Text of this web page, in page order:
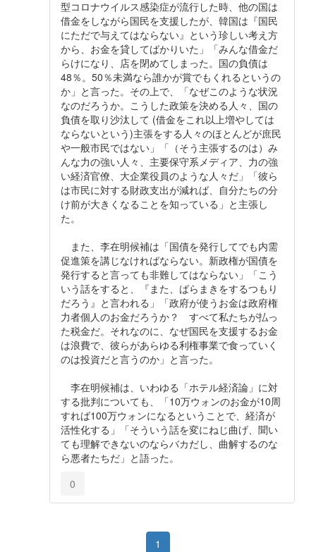
型コロナウイルス感染症が流行した時、他の国は
借金をしながら国民を支援したが、韓国は『国民
にただで与えてはならない』という珍しい考え方
から、お金を貸してばかりいた」「みんな借金だ
らけになり、店を閉めてしまった。国の負債は
48％。50％未満なら誰かが賞でもくれるというの
か」と言った。その上で、「なぜこのような状況
なのだろうか。こうした政策を決める人々、国の
負債を取り沙汰して (借金をこれ以上増やしては
ならないという)主張をする人々のほとんどが庶民
や一般市民ではない」「（そう主張するのは）み
んな力の強い人々、主要保守系メディア、力の強
い経済官僚、大企業役員のような人々だ」「彼ら
は市民に対する財政支出が減れば、自分たちの分
け前が大きくなることを知っている」と主張し
た。
また、李在明候補は「国債を発行してでも内需
促進策を講じなければならない。新政権が国債を
発行すると言っても非難してはならない」「こう
いう話をすると、『また、ばらまきをするつもり
だろう』と言われる」「政府が使うお金は政府権
力者個人のお金だろうか？ すべて私たちが払っ
た税金だ。それなのに、なぜ国民を支援するお金
は浪費で、彼らがあらゆる利権事業で食っていく
のは投資だと言うのか」と言った。
李在明候補は、いわゆる「ホテル経済論」に対
する批判についても、「10万ウォンのお金が10周
すれば100万ウォンになるということで、経済が
活性化する」「そういう話を変にねじ曲げ、聞い
ても理解できないのならバカだし、曲解するのな
ら悪者たちだ」と語った。
0
1